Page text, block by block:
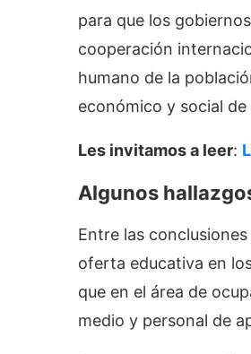
para que los
cooperación
humano de la
económico y social
Les invitamos a leer:
Algunos
Entre las
oferta educativa en
que en el área de
medio y personal de